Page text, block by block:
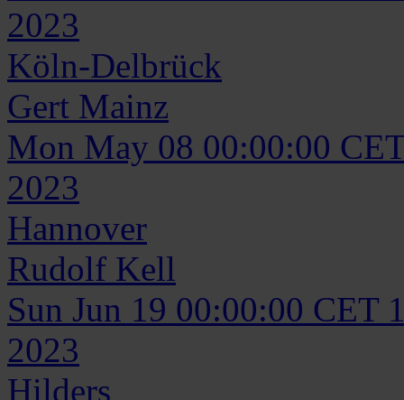
2023
Köln-Delbrück
Gert Mainz
Mon May 08 00:00:00
2023
Hannover
Rudolf Kell
Sun Jun 19 00:00:00 CET
2023
Hilders